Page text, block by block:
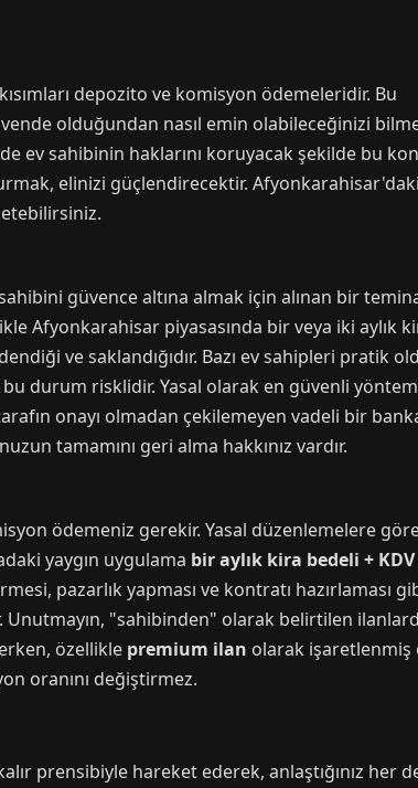
depozito ve komisyon ödemeleridir. Bu
olduğundan nasıl emin olabileceğinizi
ev sahibinin haklarını koruyacak şekilde bu
elinizi güçlendirecektir.
güvence altına almak için alınan bir
Afyonkarahisar piyasasında bir veya iki aylık
ve saklandığıdır. Bazı ev sahipleri pratik
durum risklidir. Yasal olarak en güvenli
onayı olmadan çekilemeyen vadeli bir
tamamını geri alma hakkınız vardır.
ödemeniz gerekir. Yasal düzenlemelere
yaygın uygulama bir aylık kira bedeli + KDV
pazarlık yapması ve kontratı hazırlaması
Unutmayın, "sahibinden" olarak belirtilen
özellikle premium ilan olarak işaretlenmiş
oranını değiştirmez.
prensibiyle hareket ederek, anlaştığınız her